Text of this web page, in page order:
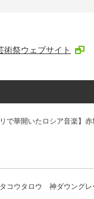
術祭ウェブサイト
リで華開いたロシア音楽】
コウタロウ 神ダウングレ